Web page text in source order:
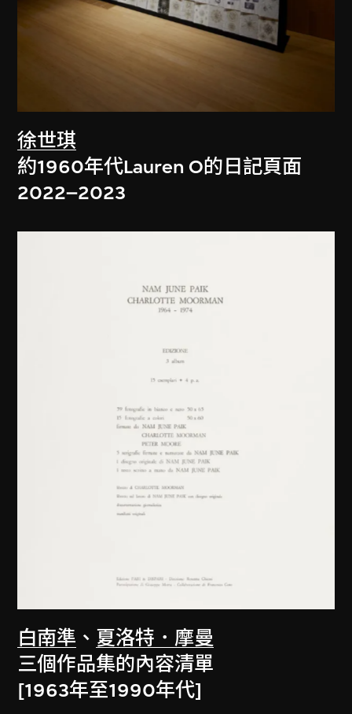
徐世琪
約1960年代Lauren O的日記頁面
2022–2023
白南準 、 夏洛特．摩曼
三個作品集的內容清單
[1963年至1990年代]